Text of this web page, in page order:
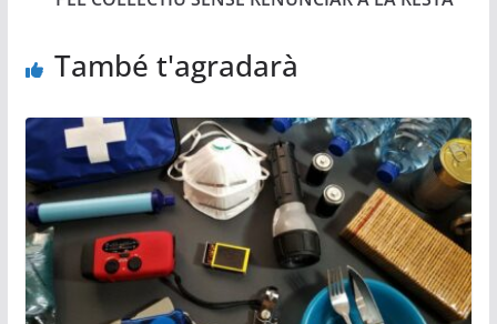
També t'agradarà